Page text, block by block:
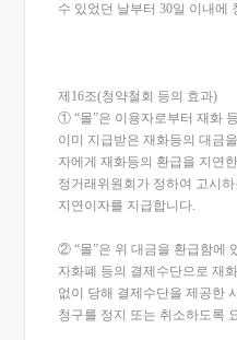
수 있었던 날부터 30일 이내에
제16조(청약철회 등의 효과)
① “몰”은 이용자로부터 재화
이미 지급받은 재화등의 대금
자에게 재화등의 환급을 지연
정거래위원회가 정하여 고시
지연이자를 지급합니다.
② “몰”은 위 대금을 환급함에
자화폐 등의 결제수단으로 재
없이 당해 결제수단을 제공한
청구를 정지 또는 취소하도록